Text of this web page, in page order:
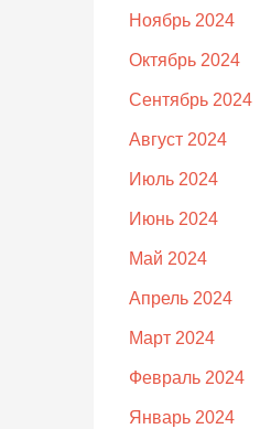
Ноябрь 2024
Октябрь 2024
Сентябрь 2024
Август 2024
Июль 2024
Июнь 2024
Май 2024
Апрель 2024
Март 2024
Февраль 2024
Январь 2024